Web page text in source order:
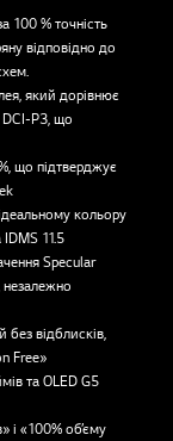
100 % точність
відповідно до
який дорівнює
DCI-P3, що
що підтверджує
кольору
IDMS 11.5
Specular
відблисків,
Free»
та OLED G5
і «100% об’єму